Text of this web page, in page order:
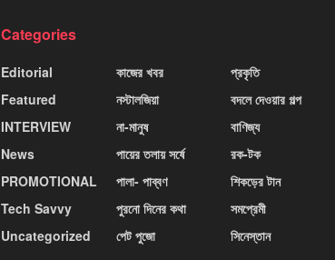
Categories
Editorial
Featured
INTERVIEW
News
PROMOTIONAL
Tech Savvy
Uncategorized
কাজের খবর
নস্টালজিয়া
না-মানুষ
পায়ের তলায় সর্ষে
পালা- পাব্বণ
পুরনো দিনের কথা
পেট পুজো
প্রকৃতি
বদলে দেওয়ার গল্প
বাণিজ্য
রক-টক
শিকড়ের টান
সমপ্রেমী
সিনেস্তান